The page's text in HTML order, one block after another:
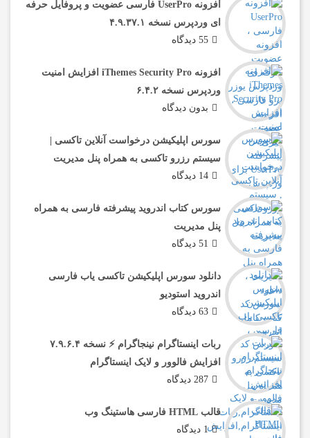
افزونه UserPro فارسی عضویت و پروفایل حرفه
ای وردپرس نسخه ۴.۹.۳۷.۱
55 دیدگاه
افزونه iThemes Security Pro افزایش امنیت
وردپرس نسخه ۶.۴.۲
بدون دیدگاه
سورس اپلیکیشن درخواست آنلاین تاکسی |
سیستم رزرو تاکسی به همراه پنل مدیریت
14 دیدگاه
سورس کتاب اندروید پیشرفته فارسی به همراه
پنل مدیریت
51 دیدگاه
دانلود سورس اپلیکیشن تاکسی یاب فارسی
اندروید استودیو
63 دیدگاه
ربات اینستاگرام نینجاگرام ⚡️ نسخه ۷.۹.۶.۴
افزایش فالوور و لایک اینستاگرام
287 دیدگاه
قالب HTML فارسی هاستینگ وب
1 دیدگاه